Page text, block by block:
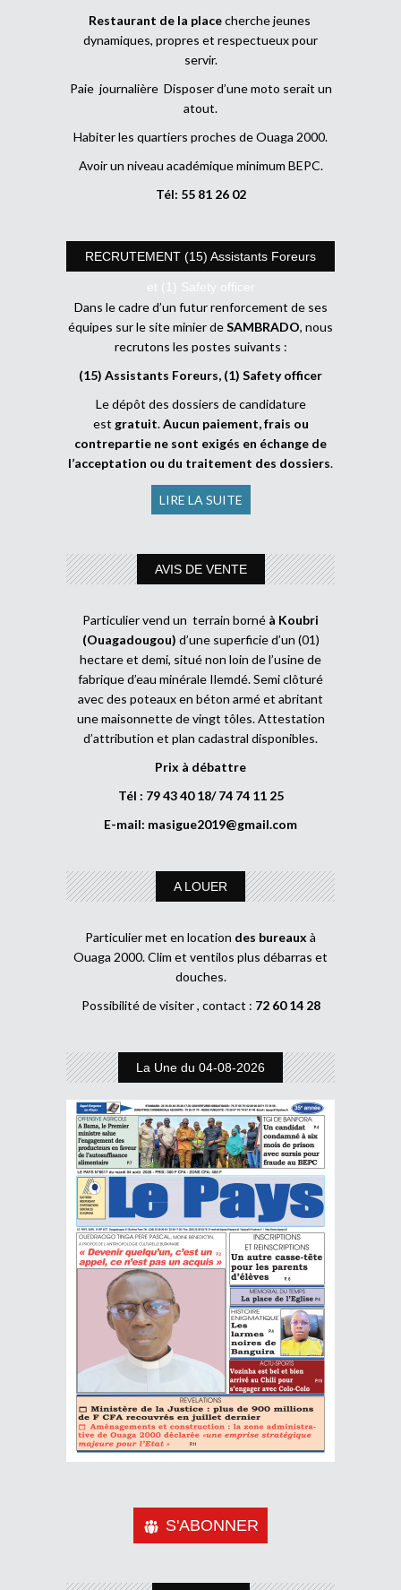
Restaurant de la placecherche jeunes
dynamiques, propres et respectueux pour
servir.
Paie journalière Disposer d’une moto serait un
atout.
Habiter les quartiers proches de Ouaga 2000.
Avoir un niveau académique minimum BEPC.
Tél: 55 81 26 02
RECRUTEMENT (15) Assistants Foreurs
et (1) Safety officer
Dans le cadre d’un futur renforcement de ses
équipes sur le site minier deSAMBRADO, nous
recrutons les postes suivants :
(15) Assistants Foreurs, (1) Safety officer
Le dépôt des dossiers de candidature
est gratuit.Aucun paiement, frais ou
contrepartie ne sont exigés en échange de
l’acceptation ou du traitement des dossiers.
LIRE LA SUITE
AVIS DE VENTE
Particulier vend un terrain borné à Koubri
(Ouagadougou) d’une superficie d’un (01)
hectare et demi, situé non loin de l’usine de
fabrique d’eau minérale Ilemdé. Semi clôturé
avec des poteaux en béton armé et abritant
une maisonnette de vingt tôles. Attestation
d’attribution et plan cadastral disponibles.
Prix à débattre
Tél : 79 43 40 18/ 74 74 11 25
E-mail: masigue2019@gmail.com
A LOUER
Particulier met en location des bureauxà
Ouaga 2000. Clim et ventilos plus débarras et
douches.
Possibilité de visiter , contact : 72 60 14 28
La Une du 04-08-2026
S'ABONNER